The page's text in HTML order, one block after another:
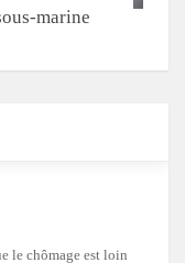
marine
le chômage est loin